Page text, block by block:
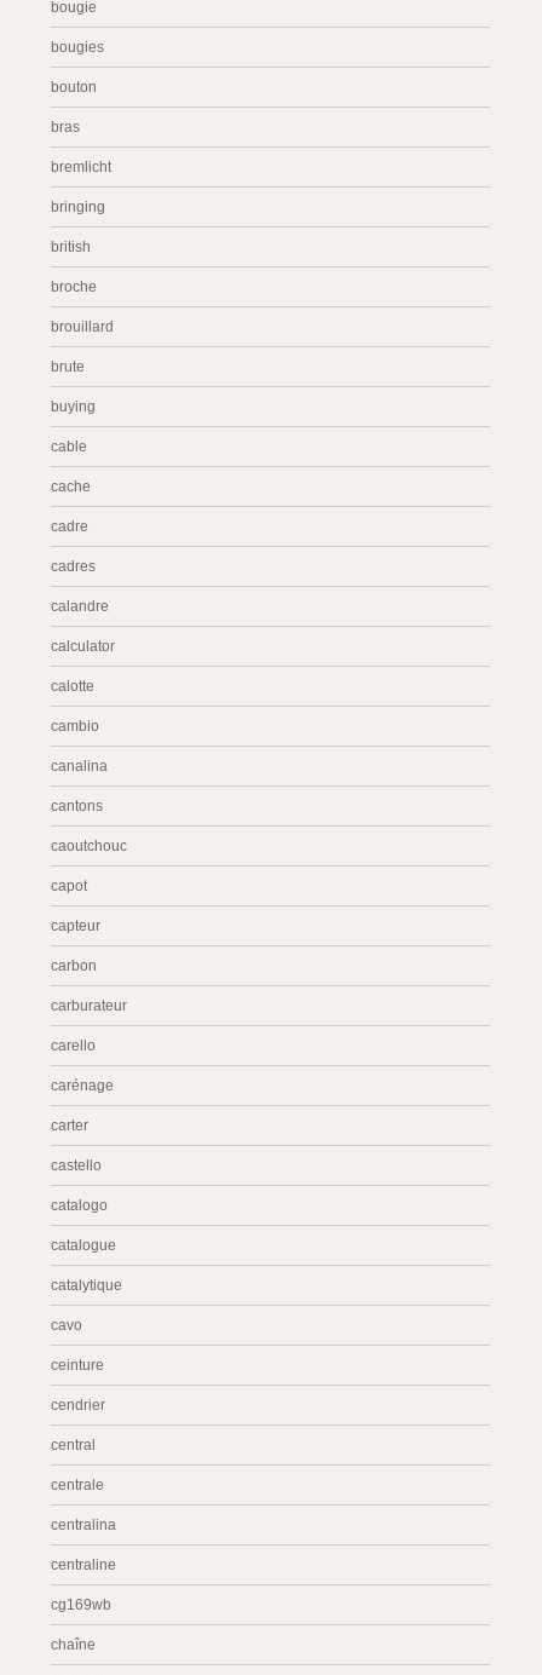
bougie
bougies
bouton
bras
bremlicht
bringing
british
broche
brouillard
brute
buying
cable
cache
cadre
cadres
calandre
calculator
calotte
cambio
canalina
cantons
caoutchouc
capot
capteur
carbon
carburateur
carello
carénage
carter
castello
catalogo
catalogue
catalytique
cavo
ceinture
cendrier
central
centrale
centralina
centraline
cg169wb
chaîne